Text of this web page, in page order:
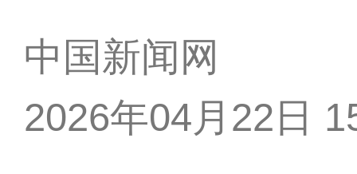
中国新闻网
2026年04月22日